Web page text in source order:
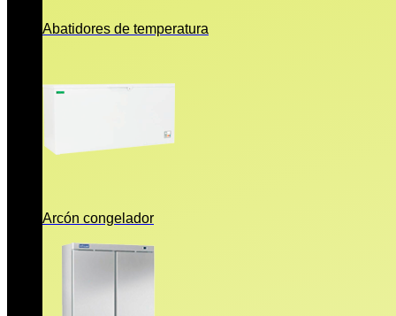
Abatidores de temperatura
Arcón congelador